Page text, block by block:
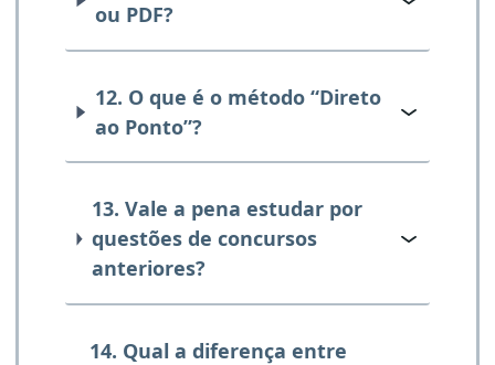
ou PDF?
12. O que é o método “Direto
ao Ponto”?
13. Vale a pena estudar por
questões de concursos
anteriores?
14. Qual a diferença entre